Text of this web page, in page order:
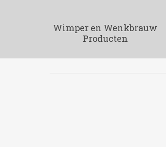
Wimper en Wenkbrauw
Producten